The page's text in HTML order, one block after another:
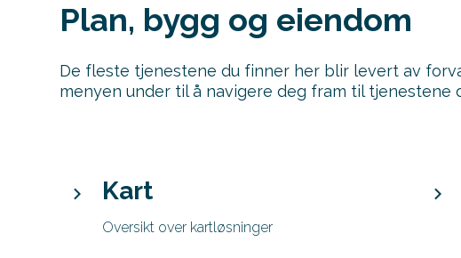
Plan, bygg og eiendom
De fleste tjenestene du finner her blir levert av
menyen under til å navigere deg fram til tjenestene
Kart
Oversikt over kartløsninger